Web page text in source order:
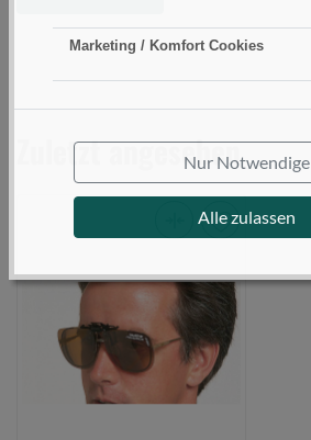
Marketing / Komfort Cookies
Nur Notwendige
Alle zulassen
Zuletzt angesehen
Clip
Brille